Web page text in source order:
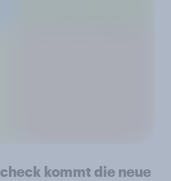
kommt die neue